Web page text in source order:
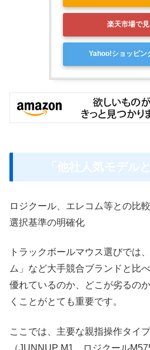
楽天市場で
Yahoo!ショッピン
「他社人気モデル
ロジクール、エレコム等との比
選択基準の明確化
トラックボールマウス選びでは
ム」など大手競合ブランドと比
優れているのか、どこが劣るの
くことがとても重要です。
ここでは、主要な親指操作タイ
（JUNNUP M1、ロジクール